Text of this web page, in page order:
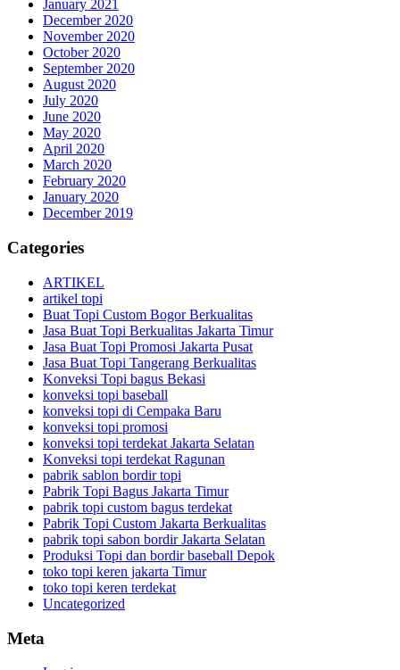
January 2021
December 2020
November 2020
October 2020
September 2020
August 2020
July 2020
June 2020
May 2020
April 2020
March 2020
February 2020
January 2020
December 2019
Categories
ARTIKEL
artikel topi
Buat Topi Custom Bogor Berkualitas
Jasa Buat Topi Berkualitas Jakarta Timur
Jasa Buat Topi Promosi Jakarta Pusat
Jasa Buat Topi Tangerang Berkualitas
Konveksi Topi bagus Bekasi
konveksi topi baseball
konveksi topi di Cempaka Baru
konveksi topi promosi
konveksi topi terdekat Jakarta Selatan
Konveksi topi terdekat Ragunan
pabrik sablon bordir topi
Pabrik Topi Bagus Jakarta Timur
pabrik topi custom bagus terdekat
Pabrik Topi Custom Jakarta Berkualitas
pabrik topi sabon bordir Jakarta Selatan
Produksi Topi dan bordir baseball Depok
toko topi keren jakarta Timur
toko topi keren terdekat
Uncategorized
Meta